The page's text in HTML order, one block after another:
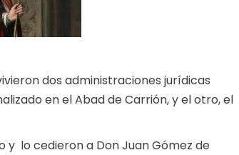
dos administraciones jurídicas
en el Abad de Carrión, y el otro, el
lo cedieron a Don Juan Gómez de